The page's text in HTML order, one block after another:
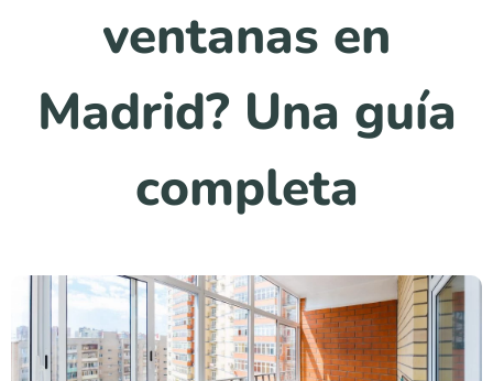
ventanas en
Madrid? Una guía
completa